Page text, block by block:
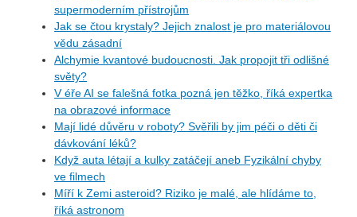
supermoderním přístrojům
Jak se čtou krystaly? Jejich znalost je pro materiálovou
vědu zásadní
Alchymie kvantové budoucnosti. Jak propojit tři odlišné
světy?
V éře AI se falešná fotka pozná jen těžko, říká expertka
na obrazové informace
Mají lidé důvěru v roboty? Svěřili by jim péči o děti či
dávkování léků?
Když auta létají a kulky zatáčejí aneb Fyzikální chyby
ve filmech
Míří k Zemi asteroid? Riziko je malé, ale hlídáme to,
říká astronom